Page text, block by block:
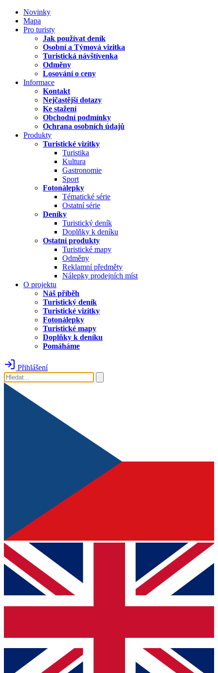
Novinky
Mapa
Pro turisty
Jak používat deník
Osobní a Týmová vizitka
Turistická návštívenka
Odměny
Losování o ceny
Informace
Kontakt
Nejčastější dotazy
Ke stažení
Obchodní podmínky
Ochrana osobních údajů
Produkty
Turistické vizitky
Turistika
Kultura
Gastronomie
Sport
Fotonálepky
Tématické série
Ostatní série
Deníky
Turistický deník
Doplňky k deníku
Ostatní produkty
Turistické mapy
Odměny
Reklamní předměty
Nálepky prodejních míst
O projektu
Náš příběh
Turistický deník
Turistické vizitky
Fotonálepky
Turistické mapy
Doplňky k deníku
Pomáháme
Přihlášení